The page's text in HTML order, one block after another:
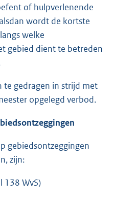
of hulpverlenende
wordt de kortste
welke
gebied dient te betreden
te gedragen in strijd met
opgelegd verbod.
gebiedsontzeggingen
zijn:
138 WvS)